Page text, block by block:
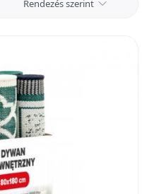
Rendezés szerint